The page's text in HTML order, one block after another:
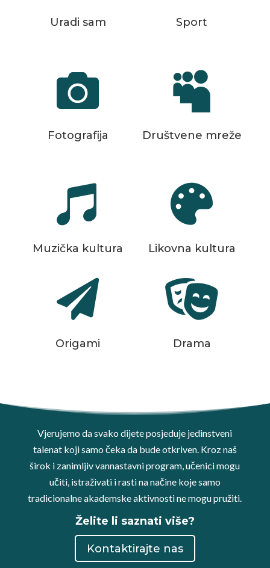
Uradi sam Sport

Fotografija

Društvene mreže

Muzička kultura

Likovna kultura

Origami

Drama
Vjerujemo da svako dijete posjeduje jedinstveni
talenat koji samo čeka da bude otkriven. Kroz naš
širok i zanimljiv vannastavni program, učenici mogu
učiti, istraživati i rasti na načine koje samo
tradicionalne akademske aktivnosti ne mogu pružiti.
Želite li saznati više?
Kontaktirajte nas